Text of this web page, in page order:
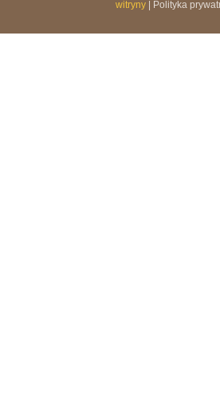
witryny
Polityka